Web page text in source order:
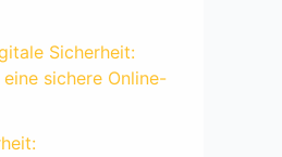
Sicherheit:
sichere Online-